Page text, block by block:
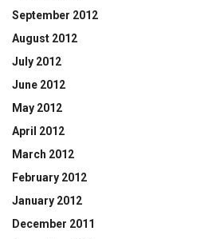
September 2012
August 2012
July 2012
June 2012
May 2012
April 2012
March 2012
February 2012
January 2012
December 2011